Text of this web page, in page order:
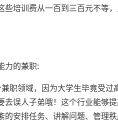
培训费从一百到三百元不等
力的兼职:
职领域，因为大学生毕竟受
误人子弟哦！这个行业能够
安排任务、讲解问题、管理